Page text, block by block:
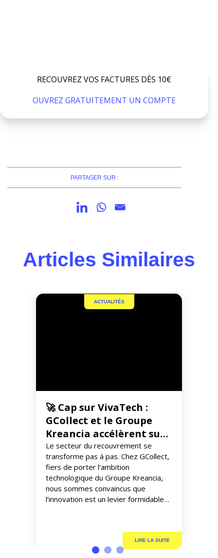
RECOUVREZ VOS FACTURES DÈS 10€
OUVREZ GRATUITEMENT UN COMPTE
PARTAGER SUR :
Articles Similaires
ACTUALITÉS
🚀 Cap sur VivaTech :
GCollect et le Groupe
Kreancia accélèrent sur
l’innovation
Le secteur du recouvrement se
transforme pas à pas. Chez GCollect,
fiers de porter l’ambition
technologique du Groupe Kreancia,
nous sommes convaincus que
l’innovation est un levier formidable
de rester à la pointe pour optimiser
nos flux se concrétise cette semaine.
Frank Hennion, notre Directeur […]